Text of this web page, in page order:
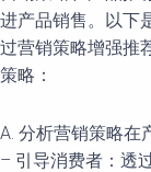
进产品销售。以下
过营销策略增强推
策略：
A. 分析营销策略在
– 引导消费者：透